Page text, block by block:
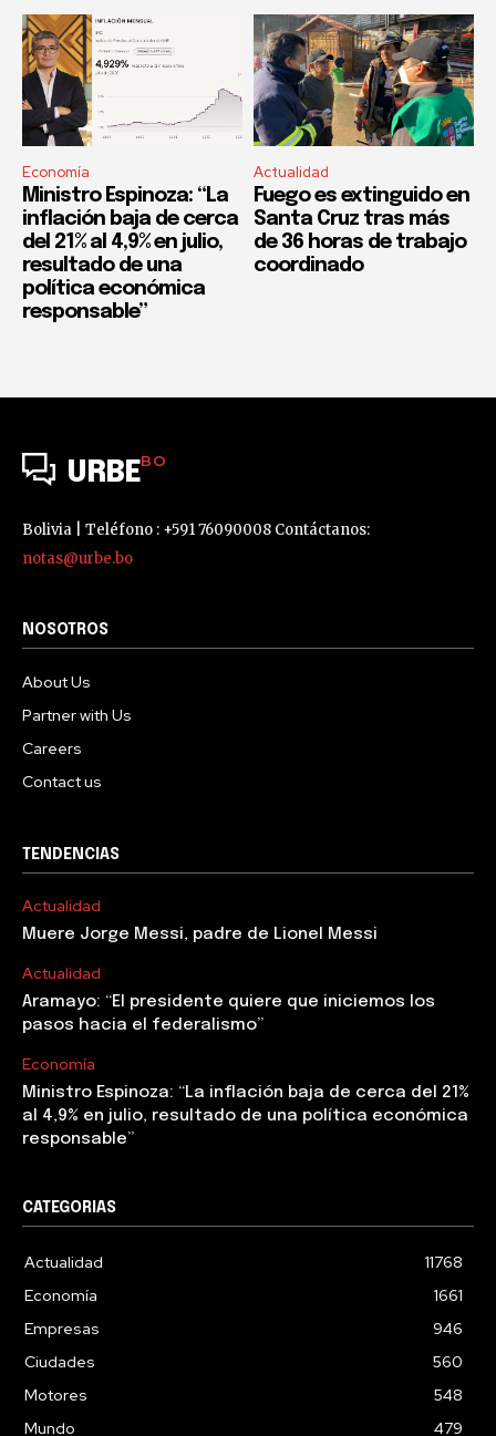
Economía
Ministro Espinoza: “La
inflación baja de cerca
del 21% al 4,9% en julio,
resultado de una
política económica
responsable”
Actualidad
Fuego es extinguido en
Santa Cruz tras más
de 36 horas de trabajo
coordinado
URBEBO
Bolivia | Teléfono : +591 76090008 Contáctanos:
notas@urbe.bo
NOSOTROS
About Us
Partner with Us
Careers
Contact us
TENDENCIAS
Actualidad
Muere Jorge Messi, padre de Lionel Messi
Actualidad
Aramayo: “El presidente quiere que iniciemos los
pasos hacia el federalismo”
Economía
Ministro Espinoza: “La inflación baja de cerca del 21%
al 4,9% en julio, resultado de una política económica
responsable”
CATEGORIAS
Actualidad
11768
Economía
1661
Empresas
946
Ciudades
560
Motores
548
Mundo
479